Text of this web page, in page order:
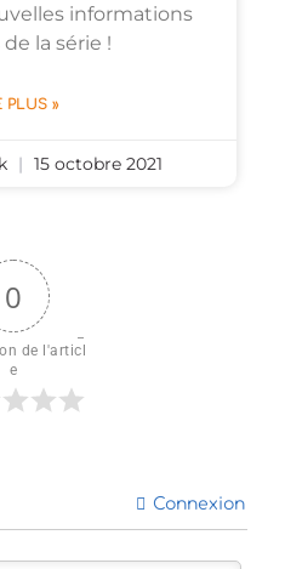
informations
la série !
PLUS »
15 octobre 2021
0
de l'articl
e
Connexion